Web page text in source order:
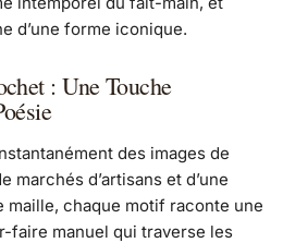
d’une forme iconique.
: Une Touche
des images de
marchés d’artisans et d’une
maille, chaque motif raconte une
faire manuel qui traverse les